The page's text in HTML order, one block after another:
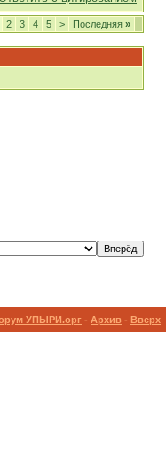
2 3 4 5 > Последняя »
УПЫРИ.орг - Архив - Вверх